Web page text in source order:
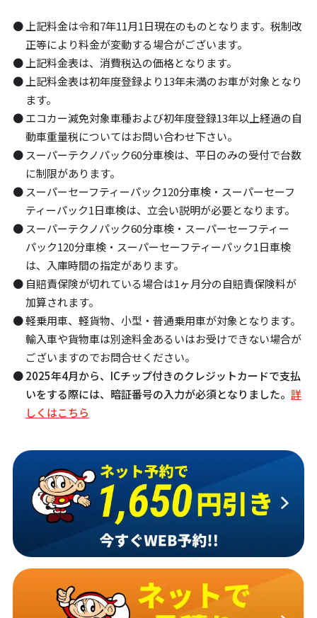
上記料金は令和7年11月1日現在のものとなります。税制改
正等により料金が変動する場合がございます。
上記料金表は、消費税込の価格となります。
上記料金表は初年度登録より13年未満のお車が対象となり
ます。
エコカー減免対象車種および初年度登録13年以上経過の自
動車重量税についてはお問い合わせ下さい。
スーパーテクノパック60分車検は、平日のみの受付で台数
に制限があります。
スーパーセーフティーパック120分車検・スーパーセーフ
ティーパック1日車検は、立会い説明が必要となります。
スーパーテクノパック60分車検・スーパーセーフティー
パック120分車検・スーパーセーフティーパック1日車検
は、入庫時間の指定があります。
自賠責保険が切れている場合は1ヶ月分の自賠責保険料が
加算されます。
軽乗用車、軽貨物、小型・普通乗用車が対象となります。
輸入車や貨物車は別途料金あるいはお受けできない場合が
ございますのでお問合せください。
2025年4月から、ICチップ付きのクレジットカードで支払
いをする際には、暗証番号の入力が必須となりました。 詳
しくはこちら